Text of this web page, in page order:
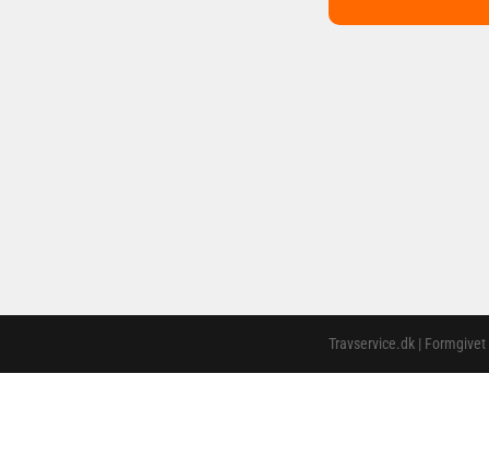
Travservice.dk |